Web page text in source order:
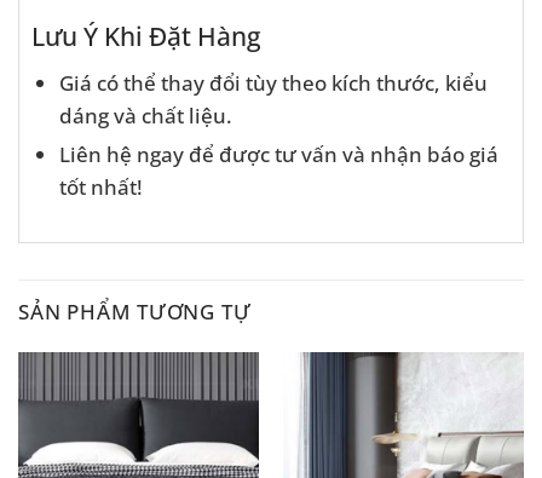
Lưu Ý Khi Đặt Hàng
Giá có thể thay đổi tùy theo kích thước, kiểu
dáng và chất liệu.
Liên hệ ngay để được tư vấn và nhận báo giá
tốt nhất!
SẢN PHẨM TƯƠNG TỰ